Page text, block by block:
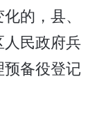
的，县、
民政府兵
备役登记